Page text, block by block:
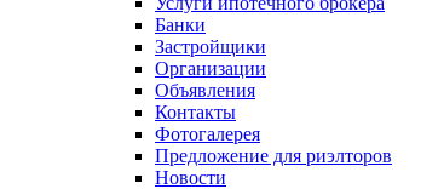
Банки
Застройщики
Организации
Объявления
Контакты
Фотогалерея
Предложение для риэлторов
Новости